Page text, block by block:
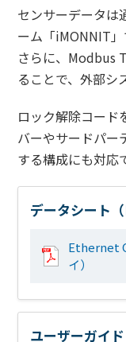
センサーデータは
ーム「iMONNIT」
さらに、Modbus
ることで、外部シ
ロック解除コード
バーやサードパー
する構成にも対応
データシート（
Ethernet
イ）
ユーザーガイド